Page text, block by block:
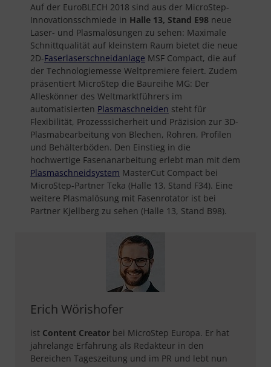
Auf der EuroBLECH 2018 sind aus der MicroStep-
Innovationsschmiede in Halle 13, Stand E98 neue
Laser- und Plasmalösungen zu sehen: Maximale
Schnittqualität auf kleinstem Raum bietet die neue
2D-Faserlaserschneidanlage MSF Compact, die auf
der Technologiemesse Weltpremiere feiert. Zudem
präsentiert MicroStep die Baureihe MG: Der
Alleskönner des Weltmarktführers im
automatisierten Plasmaschneiden steht für
Flexibilität, Prozesssicherheit und Präzision zur 3D-
Plasmabearbeitung von Blechen, Rohren, Profilen
und Behälterböden. Den Einstieg in die
hochwertige Fasenanarbeitung erlebt man mit dem
Plasmaschneidsystem MasterCut Compact bei
MicroStep-Partner Teka (Halle 13, Stand F34). Eine
weitere Plasmalösung mit Fasenrotator ist bei
Partner Kjellberg zu sehen (Halle 13, Stand B98).
Erich Wörishofer
ist Content Creator bei MicroStep Europa. Er hat
jahrelange Erfahrung als Redakteur in den
Bereichen Tageszeitung und im PR und lebt nun